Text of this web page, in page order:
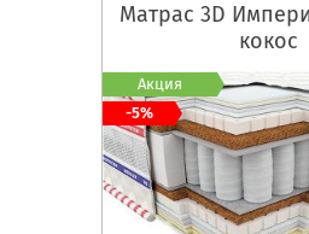
Матрас 3D
кокос
Акция
-5%